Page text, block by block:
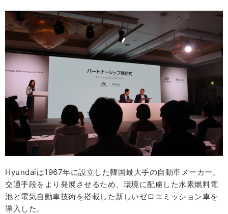
Hyundaiは1967年に設立した韓国最大手の自動車メーカー。
交通手段をより発展させるため、環境に配慮した水素燃料電
池と電気自動車技術を搭載した新しいゼロエミッション車を
導入した。